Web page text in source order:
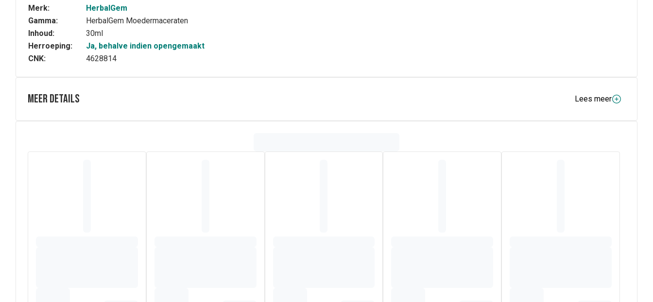
Merk:
HerbalGem
Gamma:
HerbalGem Moedermaceraten
Inhoud:
30ml
Herroeping:
Ja, behalve indien opengemaakt
CNK:
4628814
Meer details
Lees meer
De sneeuwbal (viburnum) is een struik die leeft op luchtige plekken zoals open plekken. Het is dan ook normaal dat het een verzachtende invloed heeft op de luchtwegen, het is
Samenstelling: knoppen van de sneeuwbal.